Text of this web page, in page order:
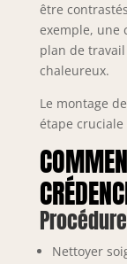
être
exemple, une
plan de
chaleureux.
Le montage
étape
Nettoyer